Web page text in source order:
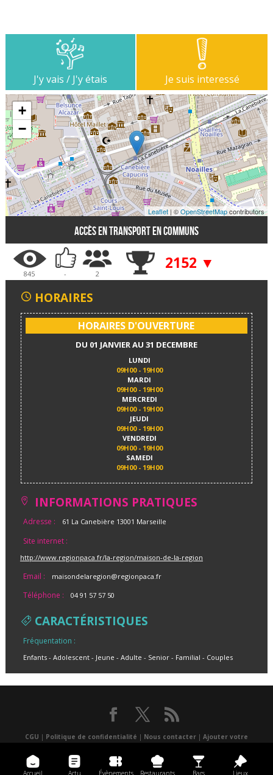
J'y vais / J'y étais Je suis interessé
+
−
Leaflet | ©OpenStreetMapcontributors
Accès en transport en communs
845 - 2
2152 ▼
HORAIRES
HORAIRES D'OUVERTURE
DU 01 JANVIER AU 31 DECEMBRE
LUNDI
09H00 - 19H00
MARDI
09H00 - 19H00
MERCREDI
09H00 - 19H00
JEUDI
09H00 - 19H00
VENDREDI
09H00 - 19H00
SAMEDI
09H00 - 19H00
INFORMATIONS PRATIQUES
Adresse : 61 La Canebière 13001 Marseille
Site internet :
http://www.regionpaca.fr/la-region/maison-de-la-region
Email : maisondelaregion@regionpaca.fr
Téléphone : 04 91 57 57 50
CARACTÉRISTIQUES
Fréquentation :
Enfants Adolescent Jeune Adulte Senior Familial Couples
CGU | Politique de confidentialité | Nous contacter| Ajouter votre
événement
un lieu| Réalisé par Atlantis multimédia
Application
mobile
Accueil Actu Évènements Restaurants Bars Lieux